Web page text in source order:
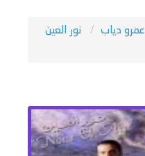
عمرو دياب
نور العين